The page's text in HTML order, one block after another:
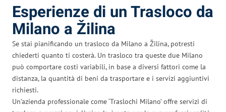
Esperienze di un Trasloco da
Milano a Žilina
Se stai pianificando un trasloco da Milano a Žilina, potresti
chiederti quanto ti costerà. Un trasloco tra queste due Milano
può comportare costi variabili, in base a diversi fattori come la
distanza, la quantità di beni da trasportare e i servizi aggiuntivi
richiesti.
Un’azienda professionale come ‘Traslochi Milano’ offre servizi di